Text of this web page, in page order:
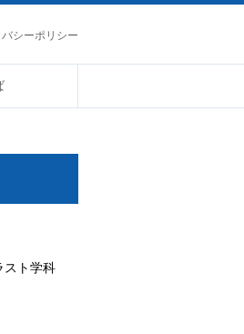
シーポリシー
スト学科